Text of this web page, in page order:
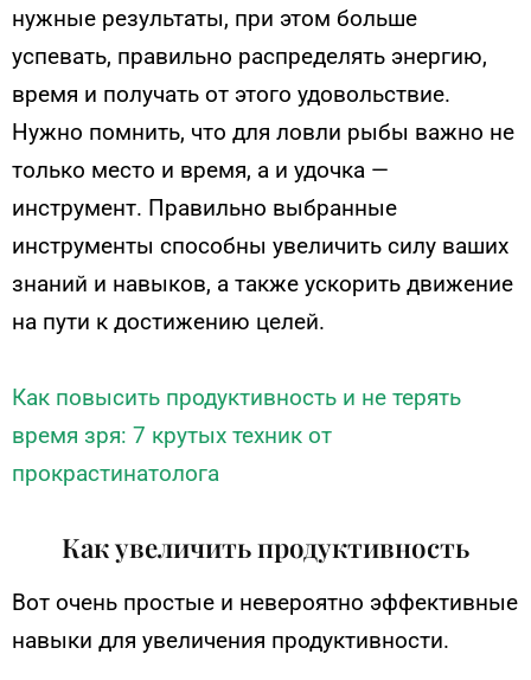
нужные результаты, при этом больше
успевать, правильно распределять энергию,
время и получать от этого удовольствие.
Нужно помнить, что для ловли рыбы важно не
только место и время, а и удочка —
инструмент. Правильно выбранные
инструменты способны увеличить силу ваших
знаний и навыков, а также ускорить движение
на пути к достижению целей.
Как повысить продуктивность и не терять
время зря: 7 крутых техник от
прокрастинатолога
Как увеличить продуктивность
Вот очень простые и невероятно эффективные
навыки для увеличения продуктивности.